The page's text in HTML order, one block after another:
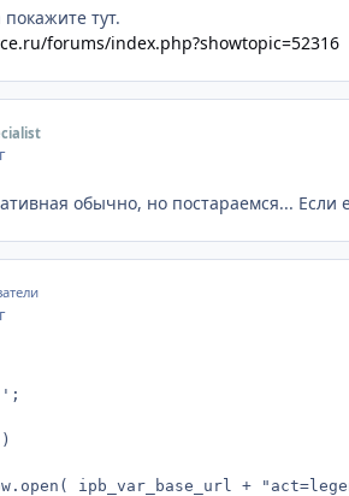
тут.
forums/index.php?showtopic=52316
обычно, но постараемся...
'';
ipb_var_base_url +